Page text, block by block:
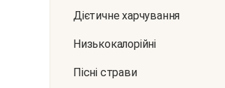
Дієтичне харчування
Низькокалорійні
Пісні страви